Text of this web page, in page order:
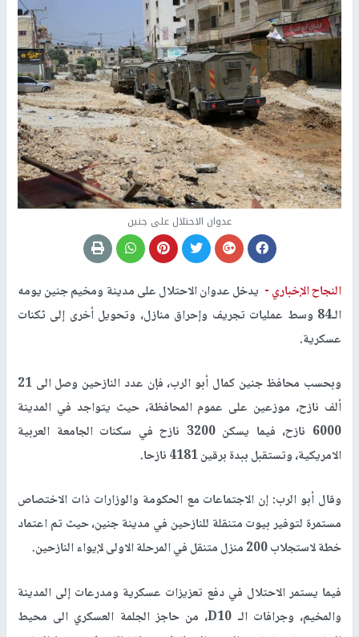
عدوان الاحتلال على جنين
النجاح الإخباري - يدخل عدوان الاحتلال على مدينة ومخيم جنين يومه
الـ84 وسط عمليات تجريف وإحراق منازل، وتحويل أخرى إلى ثكنات
عسكرية.
وبحسب محافظ جنين كمال أبو الرب، فإن عدد النازحين وصل الى 21
ألف نازح، موزعين على عموم المحافظة، حيث يتواجد في المدينة
6000 نازح، فيما يسكن 3200 نازح في سكنات الجامعة العربية
الامريكية، وتستقبل ببدة برقين 4181 نازحا.
وقال أبو الرب: إن الاجتماعات مع الحكومة والوزارات ذات الاختصاص
مستمرة لتوفير بيوت متنقلة للنازحين في مدينة جنين، حيث تم اعتماد
خطة لاستجلاب 200 منزل متنقل في المرحلة الاولى لإيواء النازحين.
فيما يستمر الاحتلال في دفع تعزيزات عسكرية ومدرعات إلى المدينة
والمخيم، وجرافات الـ D10، من حاجز الجلمة العسكري الى محيط